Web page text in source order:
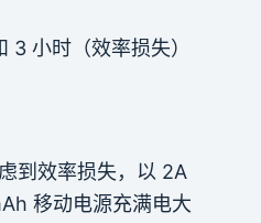
3 小时（效率损失）
到效率损失，以 2A
移动电源充满电大